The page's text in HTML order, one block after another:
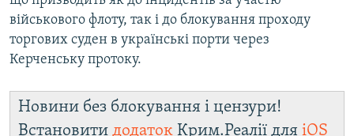
військового флоту, так і до блокування проходу
торгових суден в українські порти через
Керченську протоку.
Новини без блокування і цензури!
Встановити додаток Крим.Реалії для iOS